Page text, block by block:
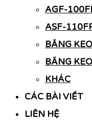
AGF-
ASF-
BĂNG
BĂNG
KHÁC
CÁC BÀI VIẾT
LIÊN HỆ